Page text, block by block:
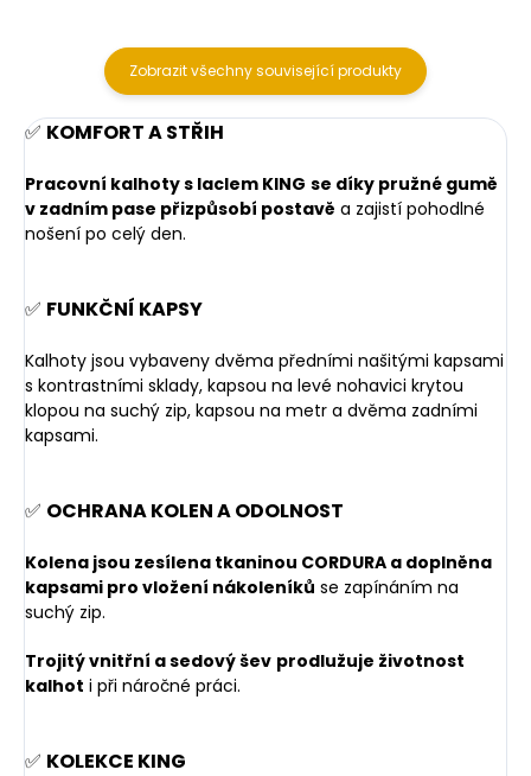
Zobrazit všechny související produkty
✅ KOMFORT A STŘIH
Pracovní kalhoty s laclem KING se díky pružné gumě
v zadním pase přizpůsobí postavě a zajistí pohodlné
nošení po celý den.
✅ FUNKČNÍ KAPSY
Kalhoty jsou vybaveny dvěma předními našitými kapsami
s kontrastními sklady, kapsou na levé nohavici krytou
klopou na suchý zip, kapsou na metr a dvěma zadními
kapsami.
✅ OCHRANA KOLEN A ODOLNOST
Kolena jsou zesílena tkaninou CORDURA a doplněna
kapsami pro vložení nákoleníků se zapínáním na
suchý zip.
Trojitý vnitřní a sedový šev prodlužuje životnost
kalhot i při náročné práci.
✅ KOLEKCE KING